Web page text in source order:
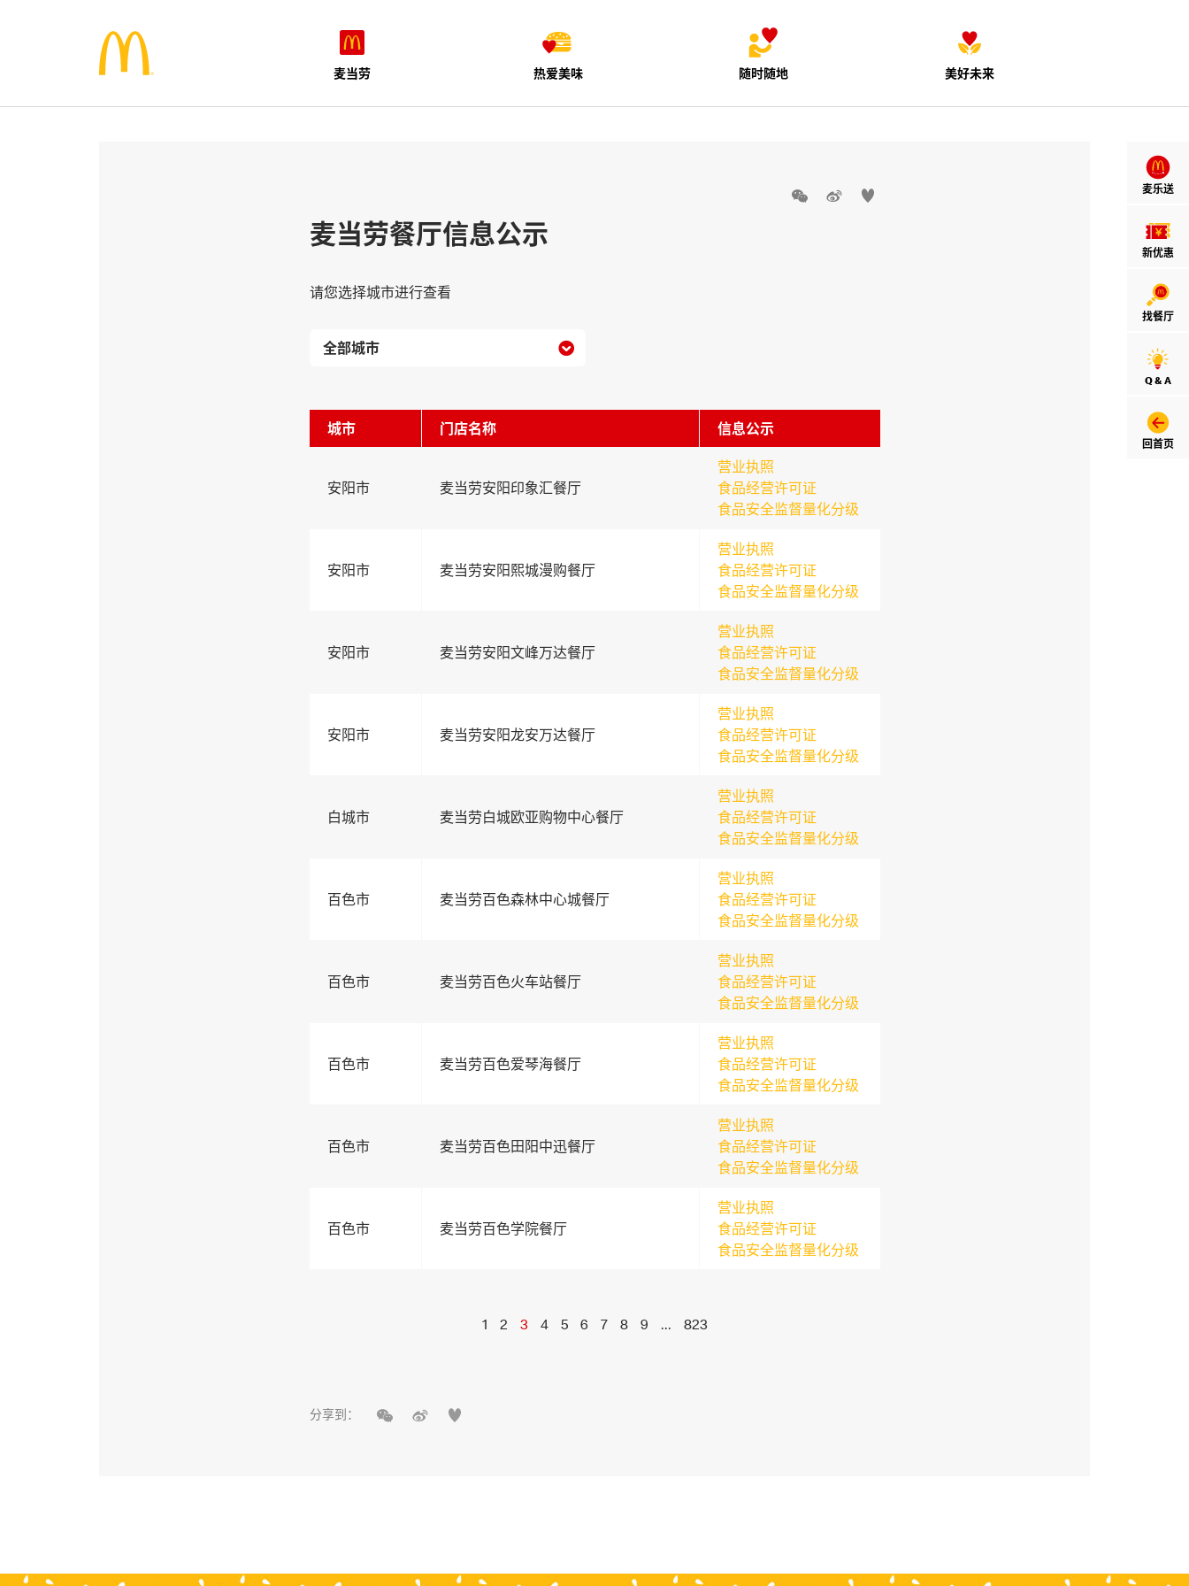
麦当劳 热爱美味 随时随地 美好未来
麦乐送
新优惠
找餐厅
Q & A
回首页
  
麦当劳餐厅信息公示
请您选择城市进行查看

城市 门店名称 信息公示
安阳市 麦当劳安阳印象汇餐厅
营业执照
食品经营许可证
食品安全监督量化分级
安阳市 麦当劳安阳熙城漫购餐厅
营业执照
食品经营许可证
食品安全监督量化分级
安阳市 麦当劳安阳文峰万达餐厅
营业执照
食品经营许可证
食品安全监督量化分级
安阳市 麦当劳安阳龙安万达餐厅
营业执照
食品经营许可证
食品安全监督量化分级
白城市 麦当劳白城欧亚购物中心餐厅
营业执照
食品经营许可证
食品安全监督量化分级
百色市 麦当劳百色森林中心城餐厅
营业执照
食品经营许可证
食品安全监督量化分级
百色市 麦当劳百色火车站餐厅
营业执照
食品经营许可证
食品安全监督量化分级
百色市 麦当劳百色爱琴海餐厅
营业执照
食品经营许可证
食品安全监督量化分级
百色市 麦当劳百色田阳中迅餐厅
营业执照
食品经营许可证
食品安全监督量化分级
百色市 麦当劳百色学院餐厅
营业执照
食品经营许可证
食品安全监督量化分级
1 2 3 4 5 6 7 8 9 ... 823
分享到：   